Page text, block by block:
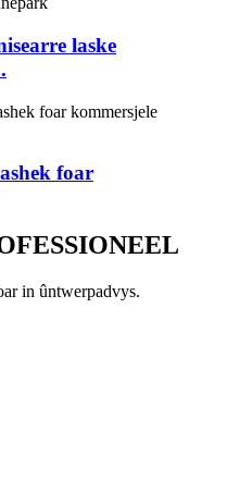
laske
foar
in ûntwerpadvys.